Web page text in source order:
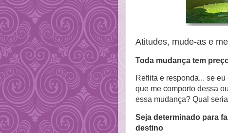
Atitudes, mude-as e
Toda mudança tem
Reflita e responda... se
que me comporto dessa
essa mudança? Qual
Seja determinado para
destino